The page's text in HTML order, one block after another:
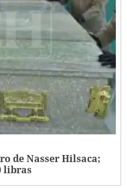
de Nasser Hilsaca;
libras